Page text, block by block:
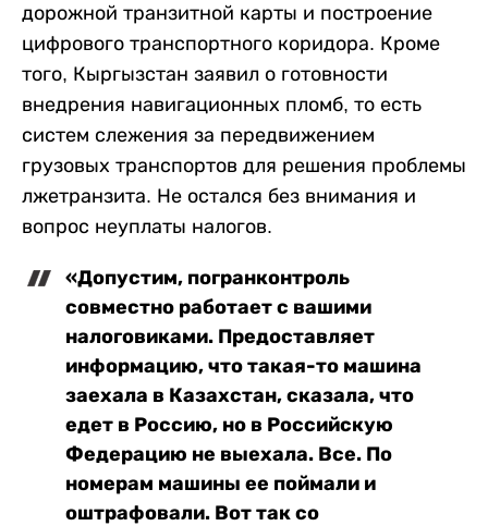
дорожной транзитной карты и построение
цифрового транспортного коридора. Кроме
того, Кыргызстан заявил о готовности
внедрения навигационных пломб, то есть
систем слежения за передвижением
грузовых транспортов для решения проблемы
лжетранзита. Не остался без внимания и
вопрос неуплаты налогов.
«Допустим, погранконтроль
совместно работает с вашими
налоговиками. Предоставляет
информацию, что такая-то машина
заехала в Казахстан, сказала, что
едет в Россию, но в Российскую
Федерацию не выехала. Все. По
номерам машины ее поймали и
оштрафовали. Вот так со